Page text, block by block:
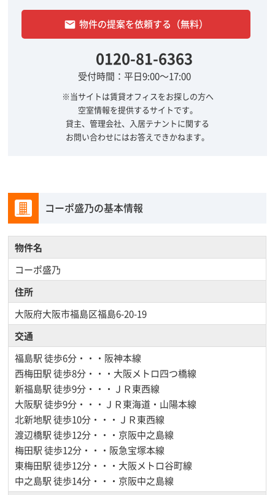
email 物件の提案を依頼する（無料）
0120-81-6363
受付時間：平日9:00～17:00
※当サイトは賃貸オフィスをお探しの方へ
空室情報を提供するサイトです。
貸主、管理会社、入居テナントに関する
お問い合わせにはお答えできかねます。
コーポ盛乃の基本情報
物件名
コーポ盛乃
住所
大阪府大阪市福島区福島6-20-19
交通
福島駅徒歩6分・・・阪神本線
西梅田駅徒歩8分・・・大阪メトロ四つ橋線
新福島駅徒歩9分・・・ＪＲ東西線
大阪駅徒歩9分・・・ＪＲ東海道・山陽本線
北新地駅徒歩10分・・・ＪＲ東西線
渡辺橋駅徒歩12分・・・京阪中之島線
梅田駅徒歩12分・・・阪急宝塚本線
東梅田駅徒歩12分・・・大阪メトロ谷町線
中之島駅徒歩14分・・・京阪中之島線